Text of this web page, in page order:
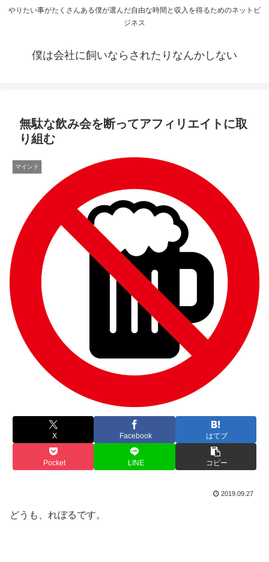
やりたい事がたくさんある僕が選んだ自由な時間と収入を得るためのネットビ
ジネス
僕は会社に飼いならされたりなんかしない
無駄な飲み会を断ってアフィリエイトに取
り組む
マインド
X Facebook はてブ
Pocket LINE コピー
2019.09.27
どうも、れぼるです。